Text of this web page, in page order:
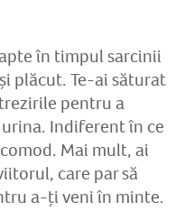
în timpul sarcinii
plăcut. Te-ai săturat
pentru a
Indiferent în ce
Mai mult, ai
care par să
a-ți veni în minte.